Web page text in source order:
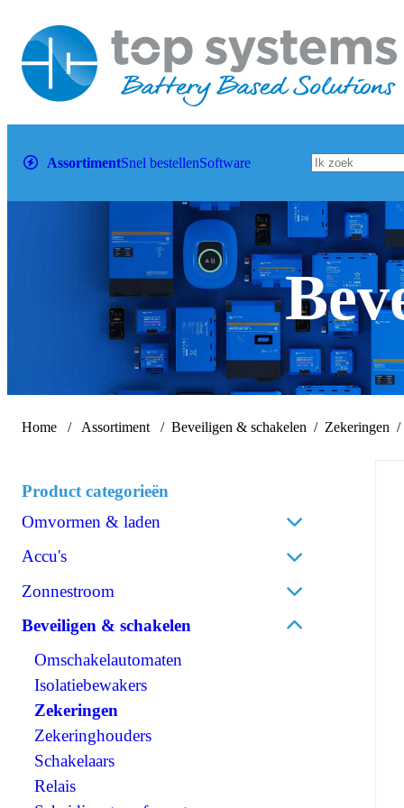
AssortimentSnel bestellenSoftware
Home Assortiment Beveiligen & schakelen Zekeringen
Product categorieën
Omvormen & laden
Acculaders
Omvormen/laden combi
Omvormen DC/AC
Omvormen DC/DC
120V Producten
IEC/UK Producten
Accessoires Omvormen & laden
Accu's
Lithium
AGM
Spiraalcel
Tractie
OPzS
OPzV
Accessoires accu's
Zonnestroom
Zonnepanelen
Omvormers zonnepanelen
Accessoires zonnepanelen
Beveiligen & schakelen
Omschakelautomaten
Isolatiebewakers
Zekeringen
Zekeringhouders
Schakelaars
Relais